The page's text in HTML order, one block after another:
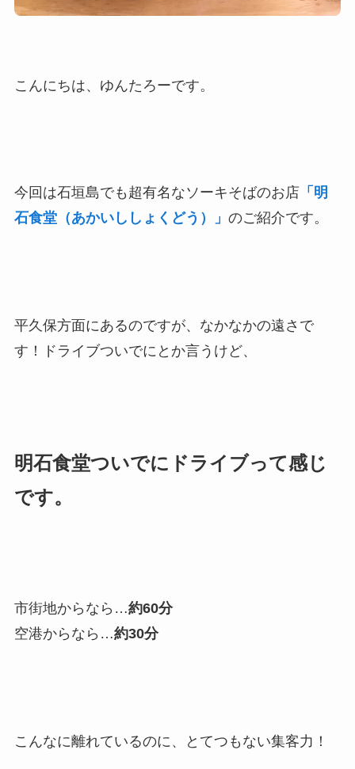
こんにちは、ゆんたろーです。
今回は石垣島でも超有名なソーキそばのお店「明
石食堂（あかいししょくどう）」 のご紹介です。
平久保方面にあるのですが、なかなかの遠さで
す！ドライブついでにとか言うけど、
明石食堂ついでにドライブって感じ
です。
市街地からなら…約60分
空港からなら…約30分
こんなに離れているのに、とてつもない集客力！